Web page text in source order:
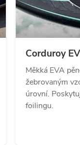
Corduroy
Měkká EVA
žebrovaným
úrovní.
foilingu.